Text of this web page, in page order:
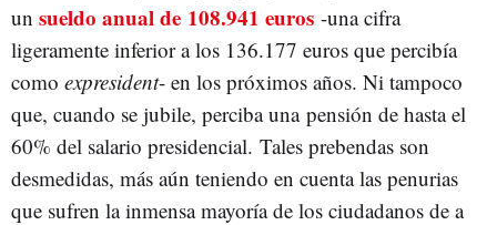
un sueldo anual de 108.941 euros -una cifra
ligeramente inferior a los 136.177 euros que percibía
como expresident- en los próximos años. Ni tampoco
que, cuando se jubile, perciba una pensión de hasta el
60% del salario presidencial. Tales prebendas son
desmedidas, más aún teniendo en cuenta las penurias
que sufren la inmensa mayoría de los ciudadanos de a